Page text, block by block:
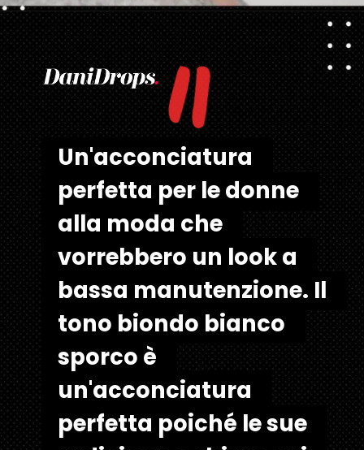
Apertura in corso"
Un'acconciatura
perfetta per le donne
alla moda che
vorrebbero un look a
bassa manutenzione. Il
tono biondo bianco
sporco è
un'acconciatura
perfetta poiché le sue
Un'acconciatura
perfetta per le donne
alla moda che
vorrebbero un look a
bassa manutenzione. Il
tono biondo bianco
sporco è
un'acconciatura
perfetta poiché le sue